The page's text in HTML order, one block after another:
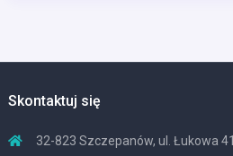
Skontaktuj się
32-823 Szczepanów, ul. Łukowa 41